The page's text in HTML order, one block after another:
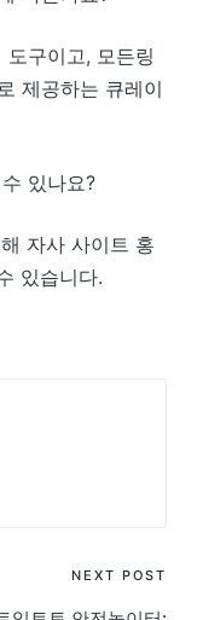
구이고, 모든링
제공하는 큐레이
있나요?
자사 사이트 홍
있습니다.
NEXT POST